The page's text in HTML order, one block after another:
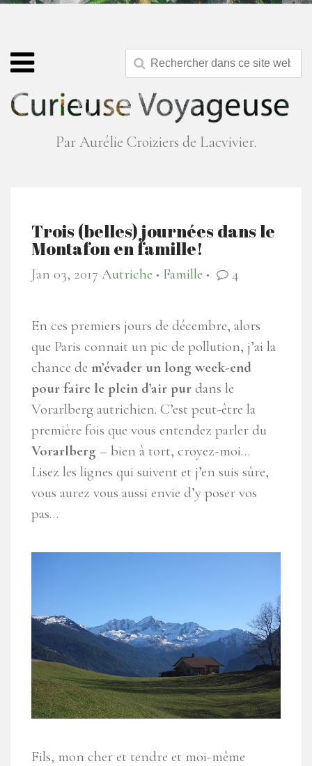
Par Aurélie Croiziers de Lacvivier.
Trois (belles) journées dans le
Montafon en famille!
Jan 03, 2017 Autriche ● Famille ● 4
En ces premiers jours de décembre, alors
que Paris connait un pic de pollution, j’ai la
chance de m’évader un long week-end
pour faire le plein d’air pur dans le
Vorarlberg autrichien. C’est peut-être la
première fois que vous entendez parler du
Vorarlberg – bien à tort, croyez-moi…
Lisez les lignes qui suivent et j’en suis sûre,
vous aurez vous aussi envie d’y poser vos
pas…
Fils, mon cher et tendre et moi-même